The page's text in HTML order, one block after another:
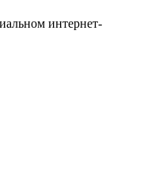
интернет-